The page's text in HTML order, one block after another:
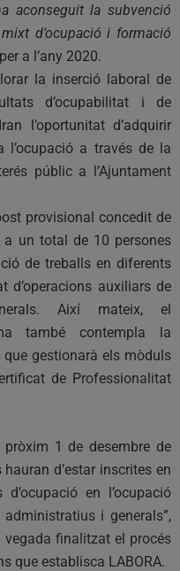
aconseguit la subvenció
d’ocupació i formació
a l’any 2020.
la inserció laboral de
d’ocupabilitat i de
l’oportunitat d’adquirir
a través de la
públic a l’Ajuntament
provisional concedit de
a un total de 10 persones
de treballs en diferents
d’operacions auxiliars de
Així mateix, el
també contempla la
gestionarà els mòduls
de Professionalitat
1 de desembre de
d’estar inscrites en
en l’ocupació
i generals”,
vegada finalitzat el procés
que establisca LABORA.